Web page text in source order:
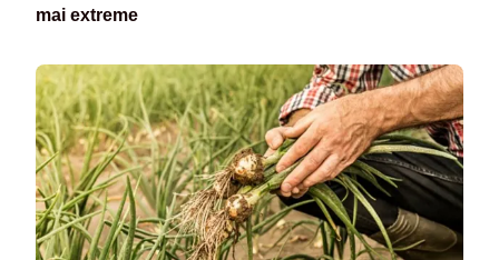
mai extreme